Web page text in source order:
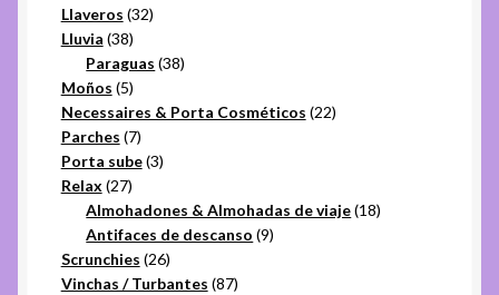
Llaveros 3232
Lluvia 3838
productos
Paraguas 3838
Moños 55
productos
Necessaires & Porta Cosméticos 2222
Parches 77
productos
Porta sube 33
Relax 2727
productos
Almohadones & Almohadas de viaje 1818
Antifaces de descanso 99
Scrunchies 2626
productos
Vinchas / Turbantes 8787